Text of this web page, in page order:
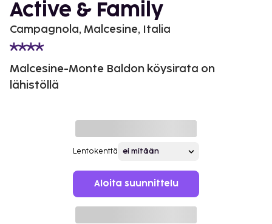
Active & Family
Campagnola, Malcesine, Italia
Malcesine-Monte Baldon köysirata on
lähistöllä
Lentokenttä
Aloita suunnittelu